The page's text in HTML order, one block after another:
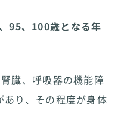
95、100歳となる年
臓、呼吸器の機能障
り、その程度が身体